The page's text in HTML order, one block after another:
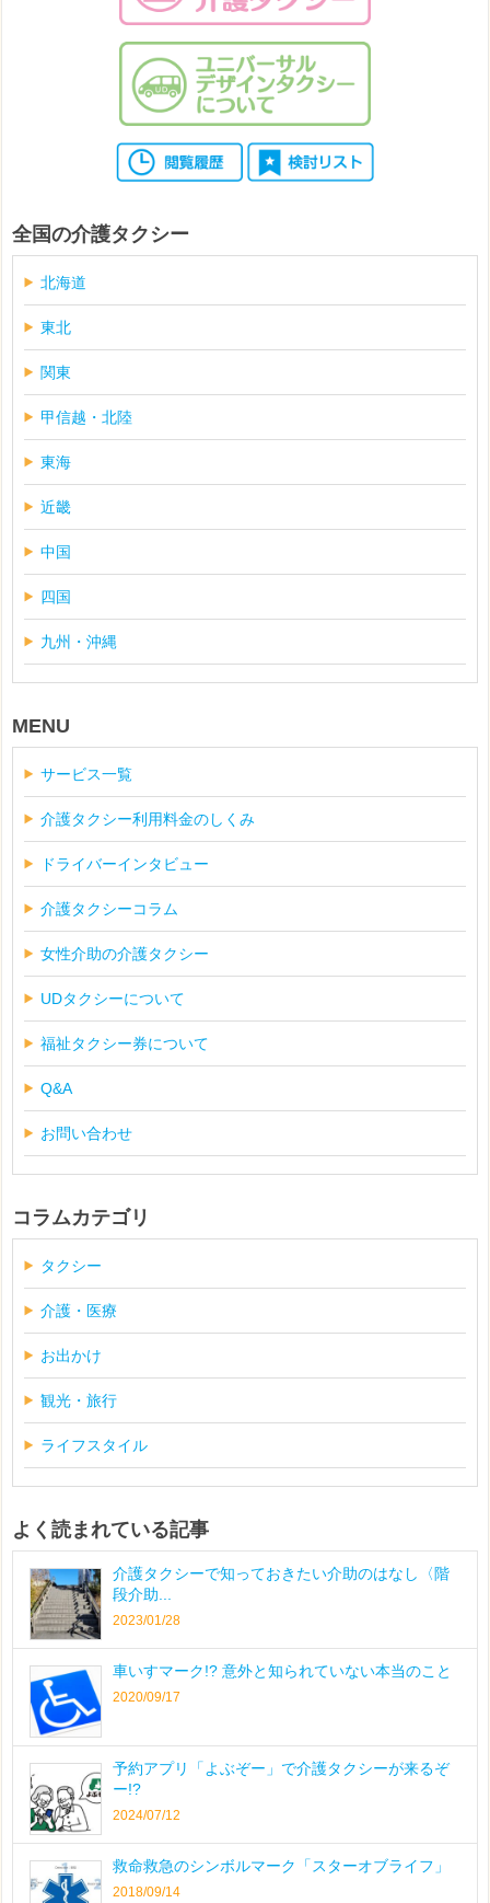
全国の介護タクシー
北海道
東北
関東
甲信越・北陸
東海
近畿
中国
四国
九州・沖縄
MENU
サービス一覧
介護タクシー利用料金のしくみ
ドライバーインタビュー
介護タクシーコラム
女性介助の介護タクシー
UDタクシーについて
福祉タクシー券について
Q&A
お問い合わせ
コラムカテゴリ
タクシー
介護・医療
お出かけ
観光・旅行
ライフスタイル
よく読まれている記事
介護タクシーで知っておきたい介助のはなし〈階
段介助...
2023/01/28
車いすマーク!? 意外と知られていない本当のこと
2020/09/17
予約アプリ「よぶぞー」で介護タクシーが来るぞ
ー!?
2024/07/12
救命救急のシンボルマーク「スターオブライフ」
2018/09/14